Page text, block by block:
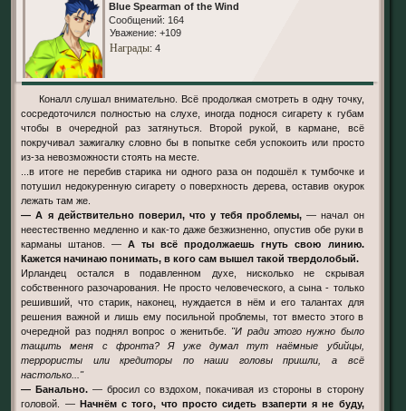
Blue Spearman of the Wind
Сообщений: 164
Уважение: +109
Награды: 4
Коналл слушал внимательно. Всё продолжая смотреть в одну точку,
сосредоточился полностью на слухе, иногда поднося сигарету к губам
чтобы в очередной раз затянуться. Второй рукой, в кармане, всё
покручивал зажигалку словно бы в попытке себя успокоить или просто
из-за невозможности стоять на месте.
...в итоге не перебив старика ни одного раза он подошёл к тумбочке и
потушил недокуренную сигарету о поверхность дерева, оставив окурок
лежать там же.
— А я действительно поверил, что у тебя проблемы, — начал он
неестественно медленно и как-то даже безжизненно, опустив обе руки в
карманы штанов. —А ты всё продолжаешь гнуть свою линию.
Кажется начинаю понимать, в кого сам вышел такой твердолобый.
Ирландец остался в подавленном духе, нисколько не скрывая
собственного разочарования. Не просто человеческого, а сына - только
решивший, что старик, наконец, нуждается в нём и его талантах для
решения важной и лишь ему посильной проблемы, тот вместо этого в
очередной раз поднял вопрос о женитьбе. "И ради этого нужно было
тащить меня с фронта? Я уже думал тут наёмные убийцы,
террористы или кредиторы по наши головы пришли, а всё
настолько..."
— Банально. — бросил со вздохом, покачивая из стороны в сторону
головой. — Начнём с того, что просто сидеть взаперти я не буду,